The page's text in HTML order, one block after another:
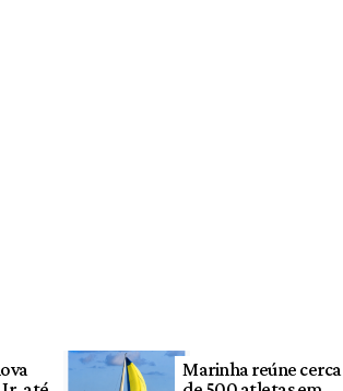
Marinha reúne cerca